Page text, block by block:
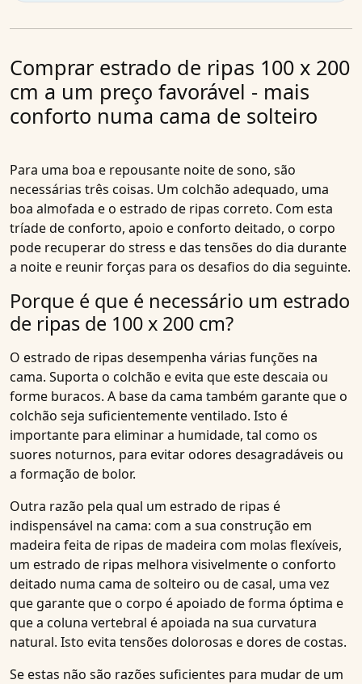
Comprar estrado de ripas 100 x 200
cm a um preço favorável - mais
conforto numa cama de solteiro
Para uma boa e repousante noite de sono, são
necessárias três coisas. Um colchão adequado, uma
boa almofada e o estrado de ripas correto. Com esta
tríade de conforto, apoio e conforto deitado, o corpo
pode recuperar do stress e das tensões do dia durante
a noite e reunir forças para os desafios do dia seguinte.
Porque é que é necessário um estrado
de ripas de 100 x 200 cm?
O estrado de ripas desempenha várias funções na
cama. Suporta o colchão e evita que este descaia ou
forme buracos. A base da cama também garante que o
colchão seja suficientemente ventilado. Isto é
importante para eliminar a humidade, tal como os
suores noturnos, para evitar odores desagradáveis ou
a formação de bolor.
Outra razão pela qual um estrado de ripas é
indispensável na cama: com a sua construção em
madeira feita de ripas de madeira com molas flexíveis,
um estrado de ripas melhora visivelmente o conforto
deitado numa cama de solteiro ou de casal, uma vez
que garante que o corpo é apoiado de forma óptima e
que a coluna vertebral é apoiada na sua curvatura
natural. Isto evita tensões dolorosas e dores de costas.
Se estas não são razões suficientes para mudar de um